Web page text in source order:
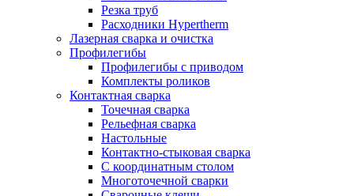
Резка труб
Расходники Hypertherm
Лазерная сварка и очистка
Профилегибы
Профилегибы с приводом
Комплекты роликов
Контактная сварка
Точечная сварка
Рельефная сварка
Настольные
Контактно-стыковая сварка
С координатным столом
Многоточечной сварки